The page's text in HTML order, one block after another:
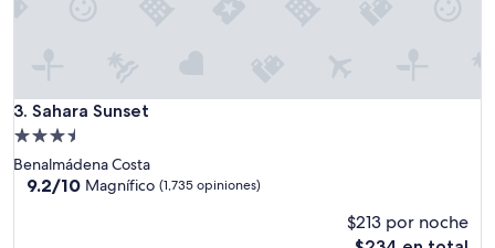
3. Sahara Sunset
Sahara Sunset
Propiedad
de
3.5
Benalmádena Costa
9.2
9.2/10 Magnífico (1,735 opiniones)
$213 por noche